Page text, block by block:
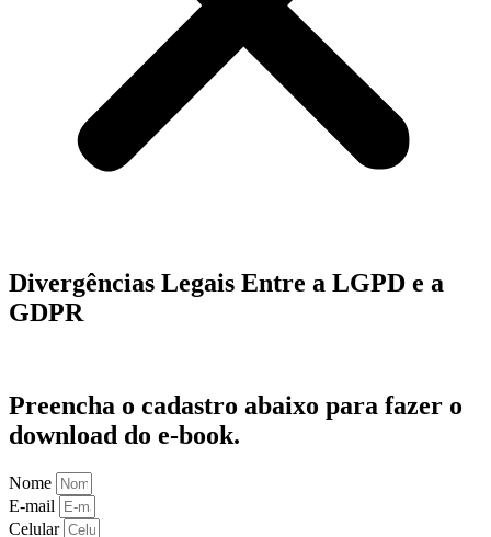
Divergências Legais Entre a LGPD e a
GDPR
Preencha o cadastro abaixo para fazer o
download do e-book.
Nome
E-mail
Celular